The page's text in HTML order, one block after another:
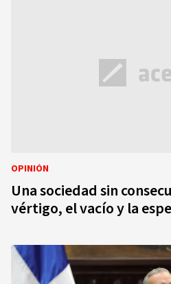
OPINIÓN
Una sociedad sin
vértigo, el